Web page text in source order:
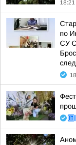
18:21
по
СУ